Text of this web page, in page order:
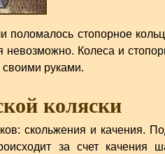
поломалось стопорное
невозможно. Колеса и
руками.
коляски
скольжения и качения.
за счет качения